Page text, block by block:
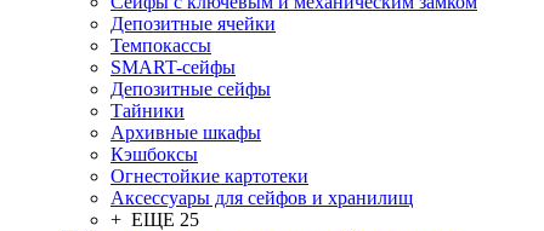
Депозитные ячейки
Темпокассы
SMART-сейфы
Депозитные сейфы
Тайники
Архивные шкафы
Кэшбоксы
Огнестойкие картотеки
Аксессуары для сейфов и хранилищ
+ ЕЩЕ 25